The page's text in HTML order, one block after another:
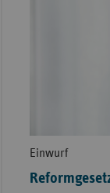
Einwurf